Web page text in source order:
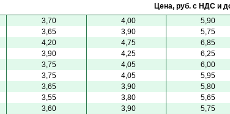
Цена, руб. с НДС и
3,70 4,00 5,90
3,65 3,90 5,75
4,20 4,75 6,85
3,90 4,25 6,25
3,75 4,05 6,00
3,75 4,05 5,95
3,65 3,90 5,80
3,55 3,80 5,65
3,60 3,90 5,75